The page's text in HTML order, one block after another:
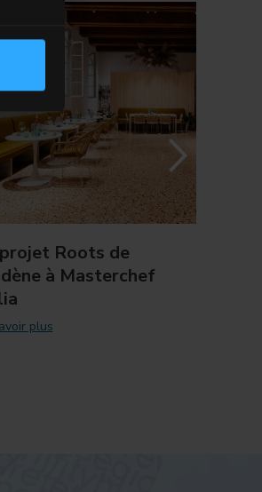
Roots de
à Masterchef
plus